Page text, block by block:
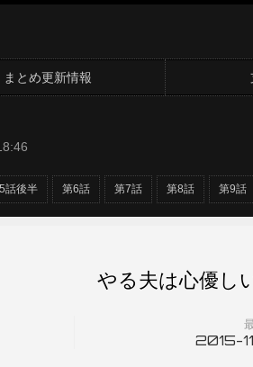
まとめ更新情報
話後半 第6話 第7話 第8話 第9話
2015-
やる夫は心優し